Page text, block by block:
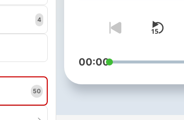
4
50
00:00